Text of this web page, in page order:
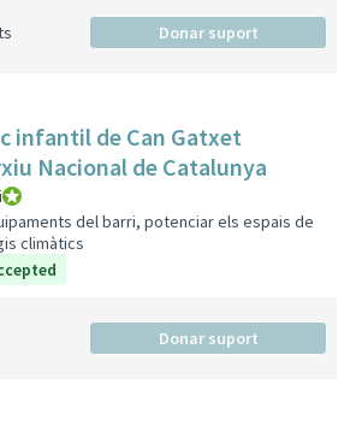
Donar suport
infantil de Can Gatxet
Nacional de Catalunya
Consell de Barri
del barri, potenciar els espais de
climàtics
Donar suport